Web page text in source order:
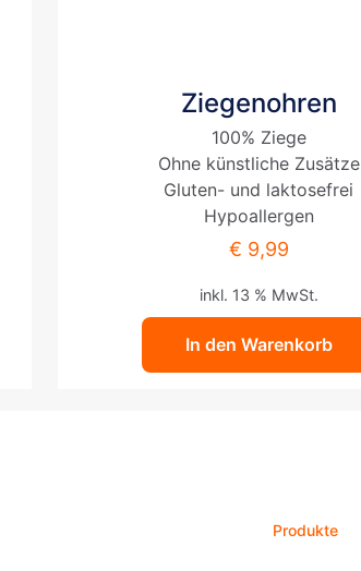
Ziegenohren
100% Ziege
Ohne künstliche Zusätze
Gluten- und laktosefrei
Hypoallergen
€ 9,99
inkl. 13 % MwSt.
In den Warenkorb
Produkte